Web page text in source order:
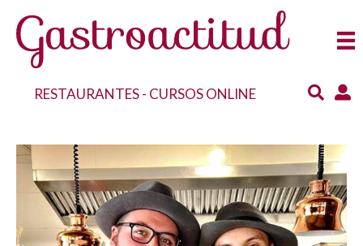
RESTAURANTES- CURSOS ONLINE